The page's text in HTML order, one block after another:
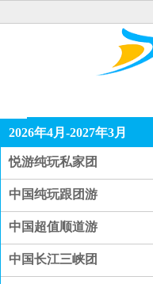
2026年4月-2027年3月
悦游纯玩私家团
中国纯玩跟团游
中国超值顺道游
中国长江三峡团